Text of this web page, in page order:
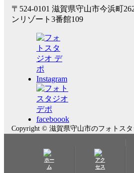
〒524-0101 滋賀県守山市今浜町
ンリゾート3番館109
Copyright © 滋賀県守山市のフォトス